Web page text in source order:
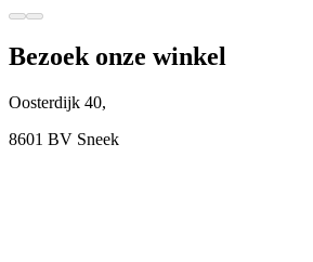
Bezoek onze winkel
Oosterdijk 40,
8601 BV Sneek